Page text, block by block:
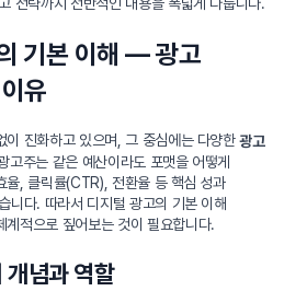
기본 이해 — 광고
유
이 진화하고 있으며, 그 중심에는 다양한광고
고주는 같은 예산이라도 포맷을 어떻게
율, 클릭률(CTR), 전환율 등 핵심 성과
니다. 따라서 디지털 광고의 기본 이해
계적으로 짚어보는 것이 필요합니다.
개념과 역할